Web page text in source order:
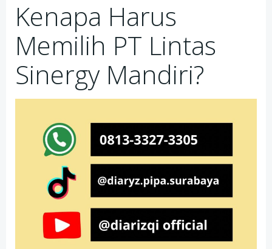
Kenapa Harus
Memilih PT Lintas
Sinergy Mandiri?